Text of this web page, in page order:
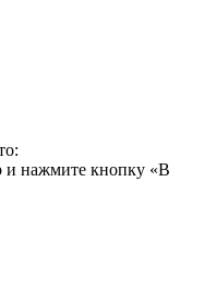
и нажмите кнопку «В